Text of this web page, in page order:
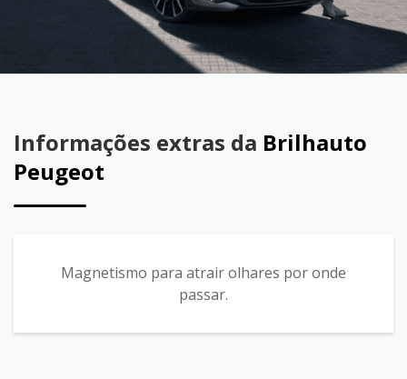
Informações extras da Brilhauto
Peugeot
Magnetismo para atrair olhares por onde
passar.